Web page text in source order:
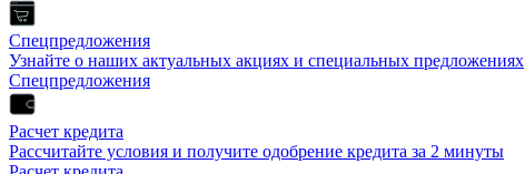
Спецпредложения
Узнайте о наших актуальных акциях и специальных предложениях
Спецпредложения
Расчет кредита
Рассчитайте условия и получите одобрение кредита за 2 минуты